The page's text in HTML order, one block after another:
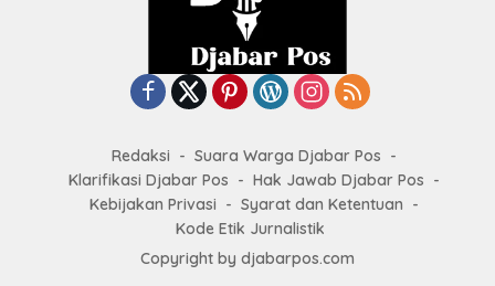
Redaksi
Suara Warga Djabar Pos
Klarifikasi Djabar Pos
Hak Jawab Djabar Pos
Kebijakan Privasi
Syarat dan Ketentuan
Kode Etik Jurnalistik
Copyright by djabarpos.com